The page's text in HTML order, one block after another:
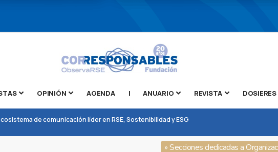
OPINIÓN AGENDA | ANUARIO REVISTA DOSIERES
de comunicación líder en RSE, Sostenibilidad y ESG
» Secciones dedicadas a